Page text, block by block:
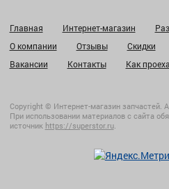
Главная Интернет-магазин
О компании
Отзывы Скидки
Вакансии
Контакты Как
Copyright © Интернет-магазин запчастей.
При использовании материалов с сайта
источник https://superstor.ru.